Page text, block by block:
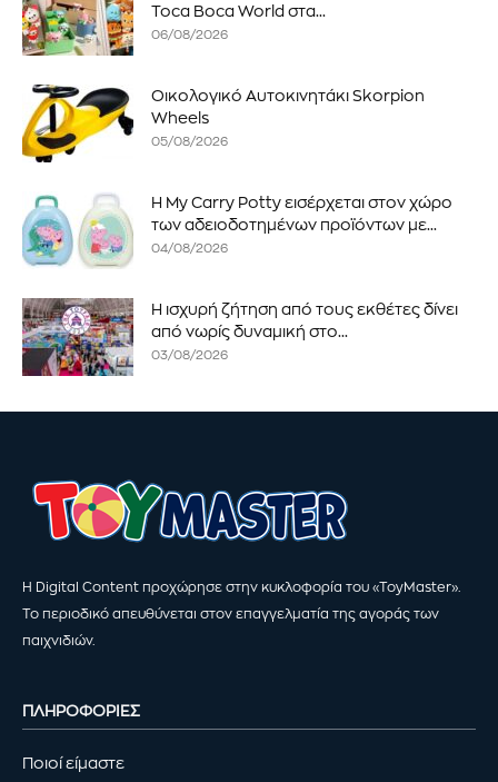
Toca Boca World στα...
06/08/2026
Οικολογικό Αυτοκινητάκι Skorpion
Wheels
05/08/2026
Η My Carry Potty εισέρχεται στον χώρο
των αδειοδοτημένων προϊόντων με...
04/08/2026
Η ισχυρή ζήτηση από τους εκθέτες δίνει
από νωρίς δυναμική στο...
03/08/2026
Η Digital Content προχώρησε στην κυκλοφορία του «ToyMaster».
Το περιοδικό απευθύνεται στον επαγγελματία της αγοράς των
παιχνιδιών.
ΠΛΗΡΟΦΟΡΙΕΣ
Ποιοί είμαστε